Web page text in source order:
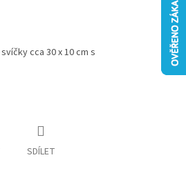
cca 30 x 10 cm s
SDÍLET